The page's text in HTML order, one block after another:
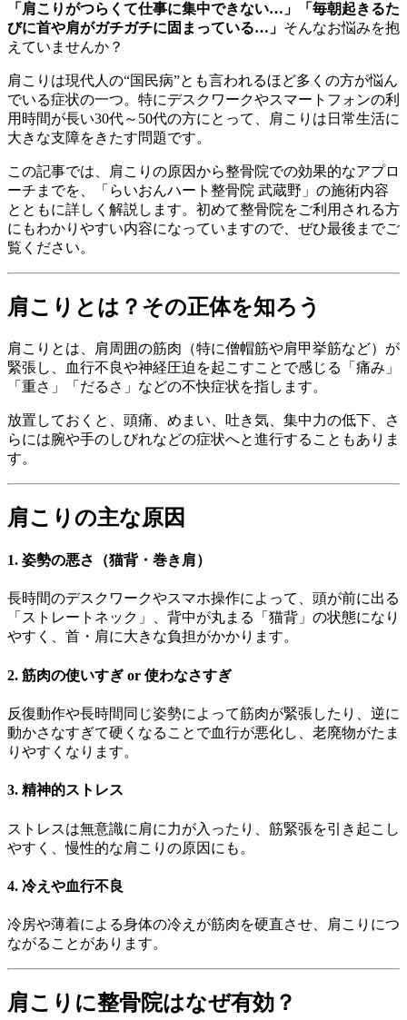
「肩こりがつらくて仕事に集中できない…」「毎朝起きるた
びに首や肩がガチガチに固まっている…」 そんなお悩みを抱
えていませんか？
肩こりは現代人の“国民病”とも言われるほど多くの方が悩ん
でいる症状の一つ。特にデスクワークやスマートフォンの利
用時間が長い30代～50代の方にとって、肩こりは日常生活に
大きな支障をきたす問題です。
この記事では、肩こりの原因から整骨院での効果的なアプロ
ーチまでを、「らいおんハート整骨院 武蔵野」の施術内容
とともに詳しく解説します。初めて整骨院をご利用される方
にもわかりやすい内容になっていますので、ぜひ最後までご
覧ください。
肩こりとは？その正体を知ろう
肩こりとは、肩周囲の筋肉（特に僧帽筋や肩甲挙筋など）が
緊張し、血行不良や神経圧迫を起こすことで感じる「痛み」
「重さ」「だるさ」などの不快症状を指します。
放置しておくと、頭痛、めまい、吐き気、集中力の低下、さ
らには腕や手のしびれなどの症状へと進行することもありま
す。
肩こりの主な原因
1. 姿勢の悪さ（猫背・巻き肩）
長時間のデスクワークやスマホ操作によって、頭が前に出る
「ストレートネック」、背中が丸まる「猫背」の状態になり
やすく、首・肩に大きな負担がかかります。
2. 筋肉の使いすぎ or 使わなさすぎ
反復動作や長時間同じ姿勢によって筋肉が緊張したり、逆に
動かさなすぎて硬くなることで血行が悪化し、老廃物がたま
りやすくなります。
3. 精神的ストレス
ストレスは無意識に肩に力が入ったり、筋緊張を引き起こし
やすく、慢性的な肩こりの原因にも。
4. 冷えや血行不良
冷房や薄着による身体の冷えが筋肉を硬直させ、肩こりにつ
ながることがあります。
肩こりに整骨院はなぜ有効？